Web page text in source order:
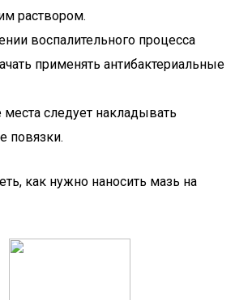
раствором.
воспалительного процесса
применять антибактериальные
следует накладывать
повязки.
как нужно наносить мазь на